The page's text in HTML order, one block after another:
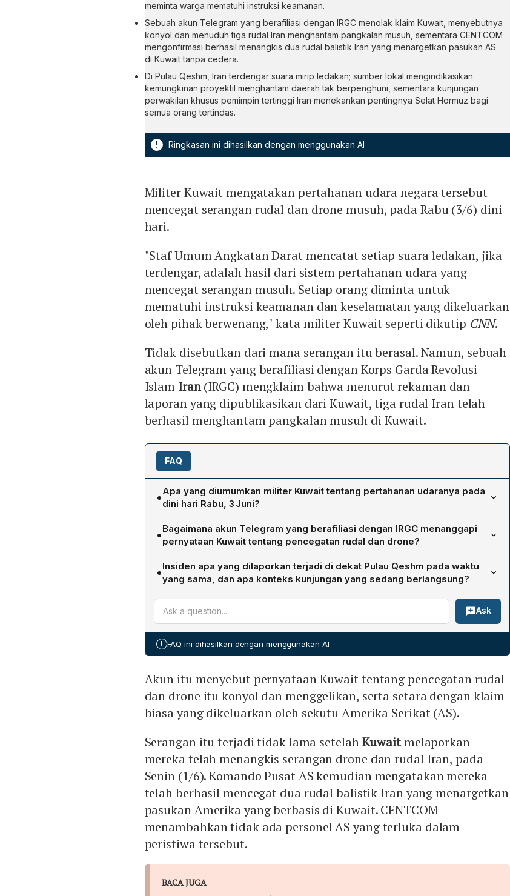
meminta warga mematuhi instruksi keamanan.
Sebuah akun Telegram yang berafiliasi dengan IRGC menolak klaim Kuwait, menyebutnya
konyol dan menuduh tiga rudal Iran menghantam pangkalan musuh, sementara CENTCOM
mengonfirmasi berhasil menangkis dua rudal balistik Iran yang menargetkan pasukan AS
di Kuwait tanpa cedera.
Di Pulau Qeshm, Iran terdengar suara mirip ledakan; sumber lokal mengindikasikan
kemungkinan proyektil menghantam daerah tak berpenghuni, sementara kunjungan
perwakilan khusus pemimpin tertinggi Iran menekankan pentingnya Selat Hormuz bagi
semua orang tertindas.
! Ringkasan ini dihasilkan dengan menggunakan AI
Militer Kuwait mengatakan pertahanan udara negara tersebut
mencegat serangan rudal dan drone musuh, pada Rabu (3/6) dini
hari.
"Staf Umum Angkatan Darat mencatat setiap suara ledakan, jika
terdengar, adalah hasil dari sistem pertahanan udara yang
mencegat serangan musuh. Setiap orang diminta untuk
mematuhi instruksi keamanan dan keselamatan yang dikeluarkan
oleh pihak berwenang," kata militer Kuwait seperti dikutip CNN.
Tidak disebutkan dari mana serangan itu berasal. Namun, sebuah
akun Telegram yang berafiliasi dengan Korps Garda Revolusi
Islam Iran(IRGC) mengklaim bahwa menurut rekaman dan
laporan yang dipublikasikan dari Kuwait, tiga rudal Iran telah
berhasil menghantam pangkalan musuh di Kuwait.
FAQ
•Apa yang diumumkan militer Kuwait tentang pertahanan udaranya pada
dini hari Rabu, 3 Juni?
Militer Kuwait menyatakan sistem pertahanan udaranya berhasil mencegat serangan
rudal dan drone musuh, sehingga setiap ledakan yang terdengar merupakan hasil
intersepsi tersebut, dan mengimbau semua orang mematuhi instruksi keamanan
yang dikeluarkan otoritas.
•Bagaimana akun Telegram yang berafiliasi dengan IRGC menanggapi
pernyataan Kuwait tentang pencegatan rudal dan drone?
Akun tersebut menyebut pernyataan Kuwait "konyol dan menggelikan",
menudingnya setara dengan klaim biasa yang dikeluarkan sekutu AS, serta
mengklaim tiga rudal Iran berhasil menghantam pangkalan musuh di Kuwait.
•Insiden apa yang dilaporkan terjadi di dekat Pulau Qeshm pada waktu
yang sama, dan apa konteks kunjungan yang sedang berlangsung?
Suara mirip ledakan terdengar di pantai selatan Pulau Qeshm; penyebab pasti
belum diketahui, namun diperkirakan proyektil mungkin jatuh di daerah tak
berpenghuni. Insiden ini terjadi saat perwakilan khusus pemimpin tertinggi Iran,
mengutip ayatollah Khamenei tentang pentingnya menggabungkan perang dan
Ask
! FAQ ini dihasilkan dengan menggunakan AI
Akun itu menyebut pernyataan Kuwait tentang pencegatan rudal
dan drone itu konyol dan menggelikan, serta setara dengan klaim
biasa yang dikeluarkan oleh sekutu Amerika Serikat (AS).
Serangan itu terjadi tidak lama setelahKuwaitmelaporkan
mereka telah menangkis serangan drone dan rudal Iran, pada
Senin (1/6). Komando Pusat AS kemudian mengatakan mereka
telah berhasil mencegat dua rudal balistik Iran yang menargetkan
pasukan Amerika yang berbasis di Kuwait. CENTCOM
menambahkan tidak ada personel AS yang terluka dalam
peristiwa tersebut.
BACA JUGA